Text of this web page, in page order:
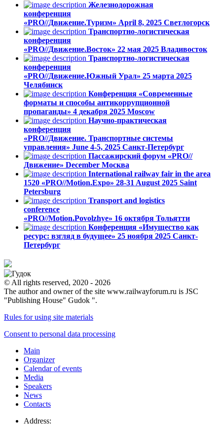
Железнодорожная
конференция
«PRO//Движение.Туризм» April 8, 2025 Светлогорск
Транспортно-логистическая
конференция
«PRO//Движение.Восток» 22 мая 2025 Владивосток
Транспортно-логистическая
конференция
«PRO//Движение.Южный Урал» 25 марта 2025
Челябинск
Конференция «Современные
форматы и способы антикоррупционной
пропаганды» 4 декабря 2025 Moscow
Научно-практическая
конференция
«PRO//Движение. Транспортные системы
управления» June 4-5, 2025 Санкт-Петербург
Пассажирский форум «PRO//
Движение» December Москва
International railway fair in the area
1520 «PRO//Motion.Expo» 28-31 August 2025 Saint
Petersburg
Transport and logistics
conference
«PRO//Motion.Povolzhye» 16 октября Тольятти
Конференция «Имущество как
ресурс: взгляд в будущее» 25 ноября 2025 Санкт-
Петербург
© All rights reserved, 2020 - 2026
The author and owner of the site www.railwayforum.ru is JSC
"Publishing House" Gudok ".
Rules for using site materials
Consent to personal data processing
Main
Organizer
Calendar of events
Media
Speakers
News
Contacts
Address: